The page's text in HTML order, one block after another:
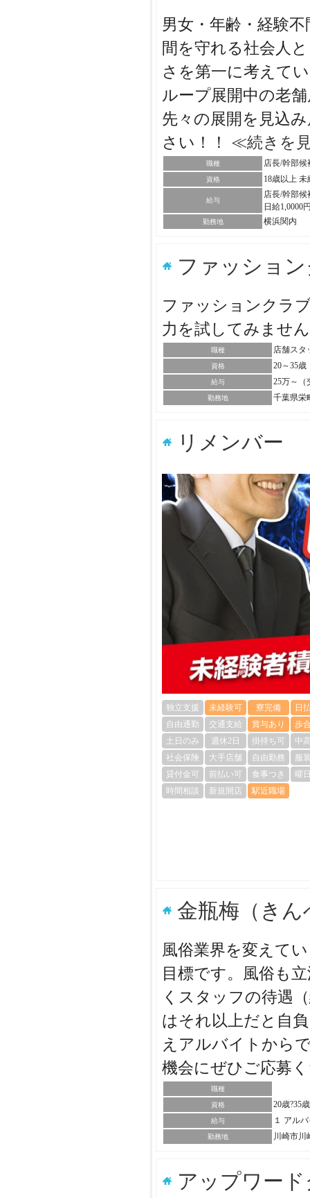
男女・年齢・経験
間を守れる社会人
さを第一に考えて
ループ展開中の老
先々の展開を見込
さい！！ ≪続きを
職種 店長/幹部
資格 18歳以上
給与
店長/幹部
日給1,0000
勤務地 横浜関内
ファッショ
ファッションクラ
力を試してみませ
職種 店舗スタ
資格 20～35歳
給与 25万～（
勤務地 千葉県栄
リメンバー
独立支援 未経験可 寮完備
日
自由通勤
交通支給 賞与あり
歩
土日のみ
週休2日 掛持ち可
中
社会保険
大手店舗 自由勤務
服
貸付金可
前払い可 食事つき
曜
時間相談
新規開店 駅近職場
金瓶梅（き
風俗業界を変えて
目標です。風俗も
くスタッフの待遇
はそれ以上だと自
えアルバイトから
機会にぜひご応募
職種
資格 20歳?35
給与 １ アル
勤務地 川崎市川
アップワー